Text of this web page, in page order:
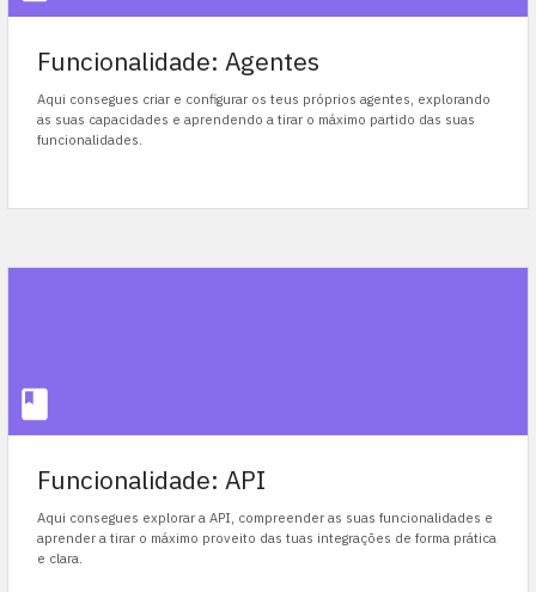
Funcionalidade: Agentes
Aqui consegues criar e configurar os teus próprios agentes, explorando
as suas capacidades e aprendendo a tirar o máximo partido das suas
funcionalidades.
Funcionalidade: API
Aqui consegues explorar a API, compreender as suas funcionalidades e
aprender a tirar o máximo proveito das tuas integrações de forma prática
e clara.